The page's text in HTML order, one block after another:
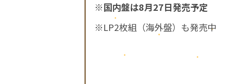
※国内盤は8月27日発売予定
※LP2枚組（海外盤）も発売中